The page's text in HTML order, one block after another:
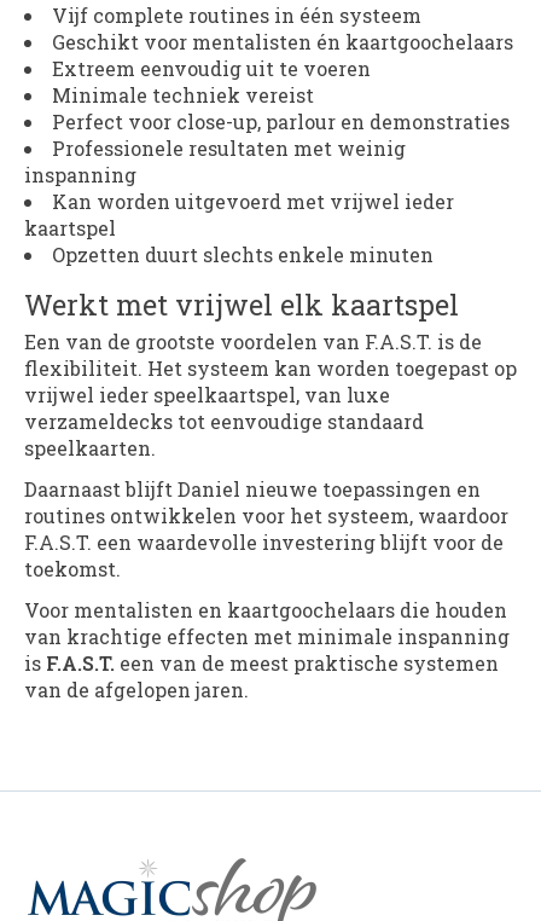
Vijf complete routines in één systeem
Geschikt voor mentalisten én kaartgoochelaars
Extreem eenvoudig uit te voeren
Minimale techniek vereist
Perfect voor close-up, parlour en demonstraties
Professionele resultaten met weinig
inspanning
Kan worden uitgevoerd met vrijwel ieder
kaartspel
Opzetten duurt slechts enkele minuten
Werkt met vrijwel elk kaartspel
Een van de grootste voordelen van F.A.S.T. is de
flexibiliteit. Het systeem kan worden toegepast op
vrijwel ieder speelkaartspel, van luxe
verzameldecks tot eenvoudige standaard
speelkaarten.
Daarnaast blijft Daniel nieuwe toepassingen en
routines ontwikkelen voor het systeem, waardoor
F.A.S.T. een waardevolle investering blijft voor de
toekomst.
Voor mentalisten en kaartgoochelaars die houden
van krachtige effecten met minimale inspanning
is F.A.S.T. een van de meest praktische systemen
van de afgelopen jaren.